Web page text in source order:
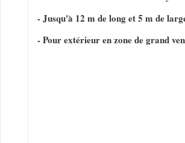
- Jusqu'à 12 m de long et 5 m de
- Pour extérieur en zone de grand